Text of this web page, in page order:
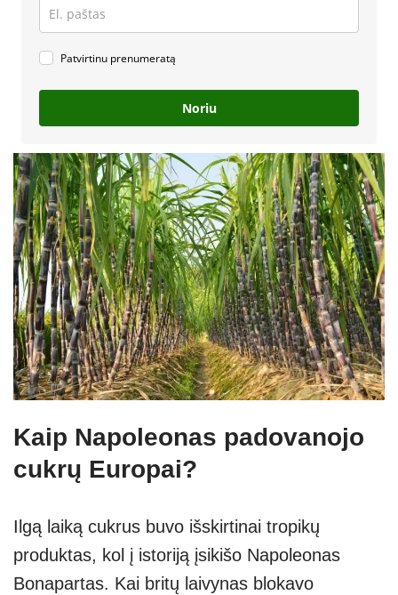
Patvirtinu prenumeratą
Noriu
Kaip Napoleonas padovanojo
cukrų Europai?
Ilgą laiką cukrus buvo išskirtinai tropikų
produktas, kol į istoriją įsikišo Napoleonas
Bonapartas. Kai britų laivynas blokavo